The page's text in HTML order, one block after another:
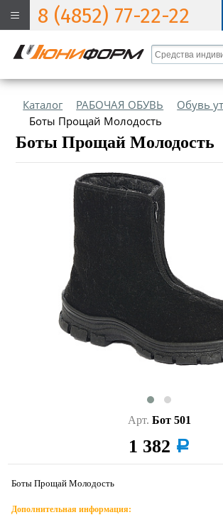
8 (4852) 77-22-22
Каталог РАБОЧАЯ ОБУВЬ
Обувь
Боты Прощай Молодость
Боты Прощай Молодость
Арт. Бот 501
1 382 a
Боты Прощай Молодость
Дополнительная информация: